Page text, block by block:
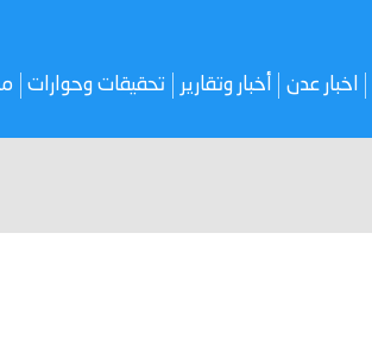
اخبار عدن أخبار وتقارير تحقيقات وحوارات